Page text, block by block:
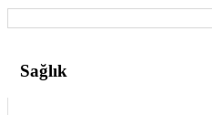
Sağlık